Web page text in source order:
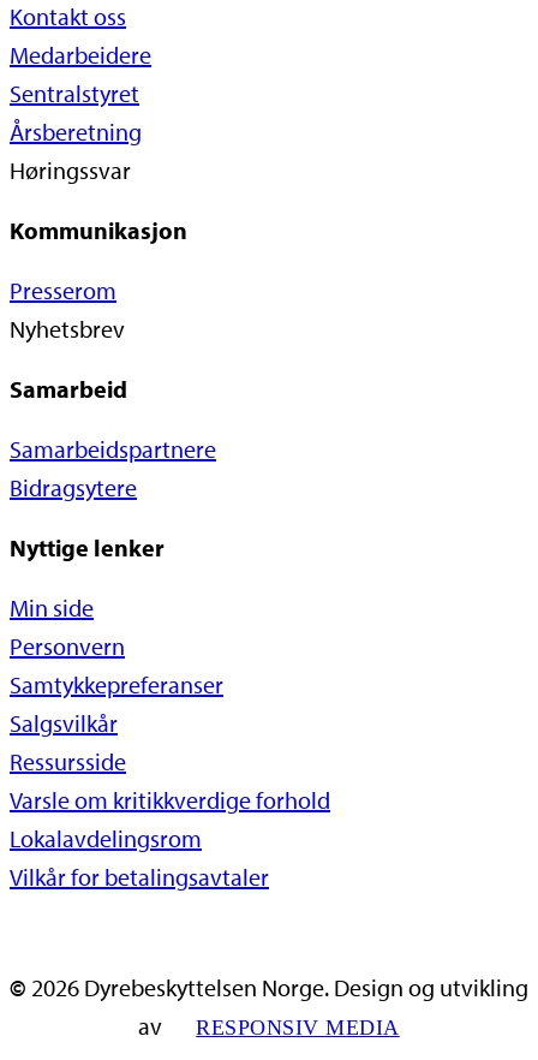
Kontakt oss
Medarbeidere
Sentralstyret
Årsberetning
Høringssvar
Kommunikasjon
Presserom
Nyhetsbrev
Samarbeid
Samarbeidspartnere
Bidragsytere
Nyttige lenker
Min side
Personvern
Samtykkepreferanser
Salgsvilkår
Ressursside
Varsle om kritikkverdige forhold
Lokalavdelingsrom
Vilkår for betalingsavtaler
© 2026 Dyrebeskyttelsen Norge. Design og utvikling
av
RESPONSIV MEDIA